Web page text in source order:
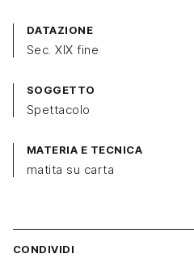
DATAZIONE
Sec. XIX fine
SOGGETTO
Spettacolo
MATERIA E TECNICA
matita su carta
CONDIVIDI